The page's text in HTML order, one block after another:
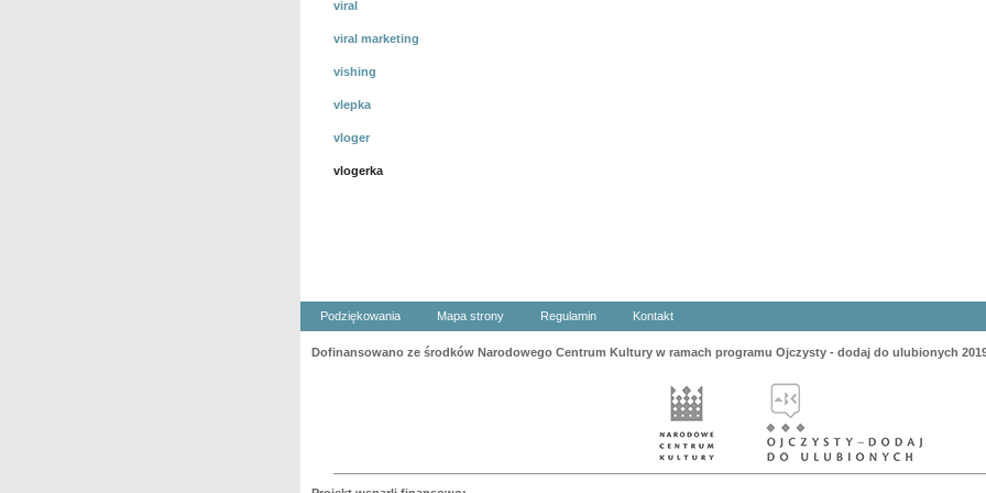
viral
viral marketing
vishing
vlepka
vloger
vlogerka
Podziękowania Mapa strony Regulamin Kontakt
Dofinansowano ze środków Narodowego Centrum Kultury w ramach programu Ojczysty - dodaj do ulubionych